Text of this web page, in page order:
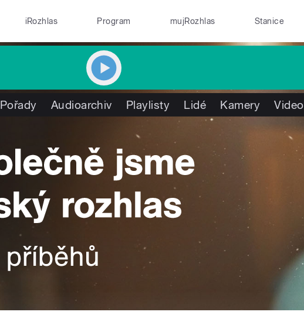
iRozhlas Program mujRozhlas Stanice
Pořady Audioarchiv Playlisty Lidé Kamery Video